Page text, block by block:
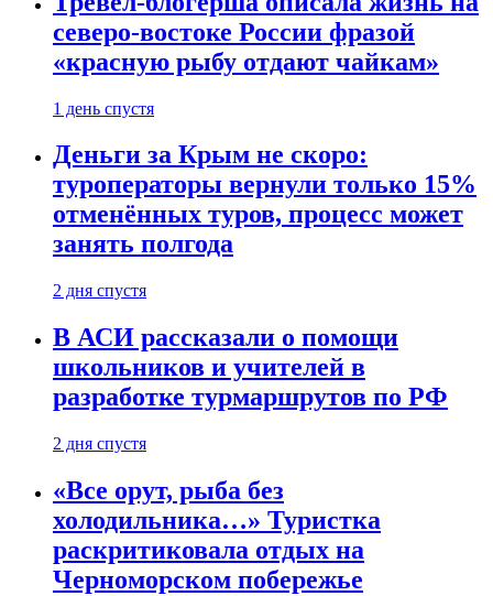
северо-востоке России фразой
«красную рыбу отдают чайкам»
1 день спустя
Деньги за Крым не скоро:
туроператоры вернули только 15%
отменённых туров, процесс может
занять полгода
2 дня спустя
В АСИ рассказали о помощи
школьников и учителей в
разработке турмаршрутов по РФ
2 дня спустя
«Все орут, рыба без
холодильника…» Туристка
раскритиковала отдых на
Черноморском побережье